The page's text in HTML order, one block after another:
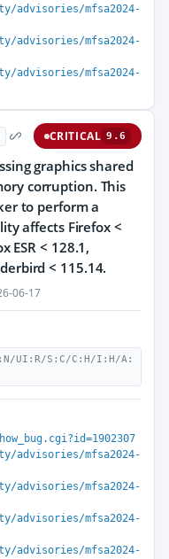
advisories/mfsa2024-
advisories/mfsa2024-
advisories/mfsa2024-
CRITICAL 9.6
graphics shared
corruption. This
to perform a
affects Firefox <
ESR < 128.1,
< 115.14.
06-17
UI:R/S:C/C:H/I:H/A:
advisories/mfsa2024-
advisories/mfsa2024-
advisories/mfsa2024-
advisories/mfsa2024-